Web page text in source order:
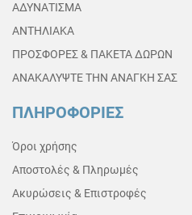
ΑΔΥΝΑΤΙΣΜΑ
ΑΝΤΗΛΙΑΚΑ
ΠΡΟΣΦΟΡΕΣ & ΠΑΚΕΤΑ ΔΩΡΩΝ
ΑΝΑΚΑΛΥΨΤΕ ΤΗΝ ΑΝΑΓΚΗ ΣΑΣ
ΠΛΗΡΟΦΟΡΙΕΣ
Όροι χρήσης
Αποστολές & Πληρωμές
Ακυρώσεις & Επιστροφές